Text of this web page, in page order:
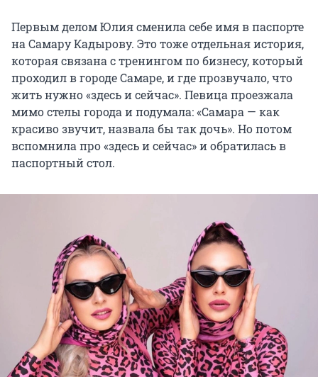
Первым делом Юлия сменила себе имя в паспорте
на Самару Кадырову. Это тоже отдельная история,
которая связана с тренингом по бизнесу, который
проходил в городе Самаре, и где прозвучало, что
жить нужно «здесь и сейчас». Певица проезжала
мимо стелы города и подумала: «Самара — как
красиво звучит, назвала бы так дочь». Но потом
вспомнила про «здесь и сейчас» и обратилась в
паспортный стол.